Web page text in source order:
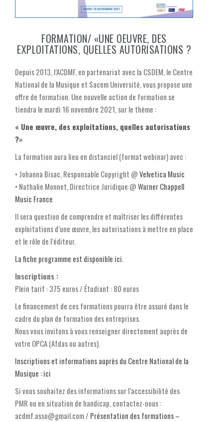
FORMATION/ «UNE OEUVRE, DES
EXPLOITATIONS, QUELLES AUTORISATIONS ?
Depuis 2013, l’ACDMF, en partenariat avec la CSDEM, le Centre
National de la Musique et Sacem Université, vous propose une
offre de formation. Une nouvelle action de formation se
tiendra le mardi 16 novembre 2021, sur le thème :
« Une œuvre, des exploitations, quelles autorisations
?»
La formation aura lieu en distanciel (format webinar) avec :
• Johanna Bisac, Responsable Copyright @Velvetica Music
• Nathalie Monnet, Directrice Juridique @Warner Chappell
Music France
Il sera question de comprendre et maîtriser les différentes
exploitations d’une œuvre, les autorisations à mettre en place
et le rôle de l’éditeur.
La fiche programme est disponible ici.
Inscriptions :
Plein tarif : 375 euros / Étudiant : 80 euros
Le financement de ces formations pourra être assuré dans le
cadre du plan de formation des entreprises.
Nous vous invitons à vous renseigner directement auprès de
votre OPCA (Afdas ou autres).
Inscriptions et informations auprès du Centre National de la
Musique : ici
Si vous souhaitez des informations sur l’accessibilité des
PMR ou en situation de handicap, contactez-nous :
acdmf.asso@gmail.com / Présentation des formations –